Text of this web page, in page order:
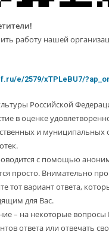
работу нашей
e/2579/xTPLeBU7/
Российской
в оценке
и муниципальных
с помощью
просто. Внимательно
тот вариант ответа,
для Вас.
– на некоторые вопросы
ответа или отвечать